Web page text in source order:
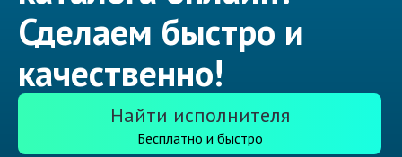
Сделаем быстро и
качественно!
Найти исполнителя
Бесплатно и быстро